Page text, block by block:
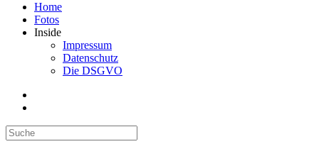
Home
Fotos
Inside
Impressum
Datenschutz
Die DSGVO